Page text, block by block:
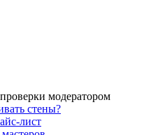
модератором
стены?
лист